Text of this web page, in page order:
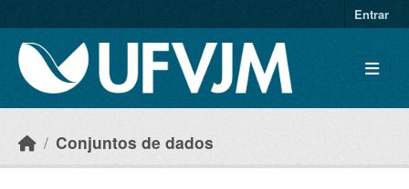
Entrar
Conjuntos de dados